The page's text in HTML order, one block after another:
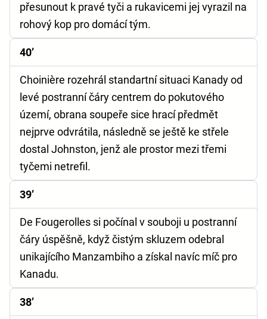
přesunout k pravé tyči a rukavicemi jej vyrazil na
rohový kop pro domácí tým.
40’
Choinière rozehrál standartní situaci Kanady od
levé postranní čáry centrem do pokutového
území, obrana soupeře sice hrací předmět
nejprve odvrátila, následně se ještě ke střele
dostal Johnston, jenž ale prostor mezi třemi
tyčemi netrefil.
39’
De Fougerolles si počínal v souboji u postranní
čáry úspěšně, když čistým skluzem odebral
unikajícího Manzambiho a získal navíc míč pro
Kanadu.
38’